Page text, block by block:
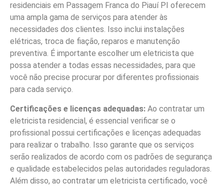
residenciais em Passagem Franca do Piauí PI oferecem
uma ampla gama de serviços para atender às
necessidades dos clientes. Isso inclui instalações
elétricas, troca de fiação, reparos e manutenção
preventiva. É importante escolher um eletricista que
possa atender a todas essas necessidades, para que
você não precise procurar por diferentes profissionais
para cada serviço.
Certificações e licenças adequadas: Ao contratar um
eletricista residencial, é essencial verificar se o
profissional possui certificações e licenças adequadas
para realizar o trabalho. Isso garante que os serviços
serão realizados de acordo com os padrões de segurança
e qualidade estabelecidos pelas autoridades reguladoras.
Além disso, ao contratar um eletricista certificado, você